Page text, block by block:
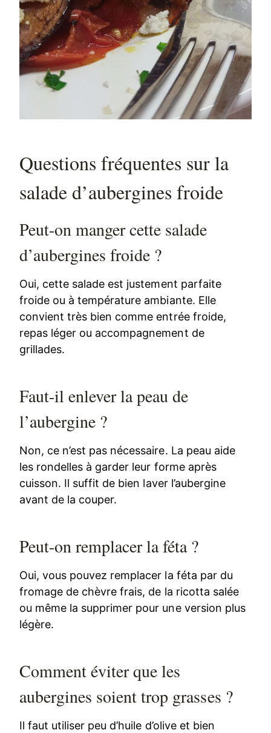
Questions fréquentes sur la
salade d’aubergines froide
Peut-on manger cette salade
d’aubergines froide ?
Oui, cette salade est justement parfaite
froide ou à température ambiante. Elle
convient très bien comme entrée froide,
repas léger ou accompagnement de
grillades.
Faut-il enlever la peau de
l’aubergine ?
Non, ce n’est pas nécessaire. La peau aide
les rondelles à garder leur forme après
cuisson. Il suffit de bien laver l’aubergine
avant de la couper.
Peut-on remplacer la féta ?
Oui, vous pouvez remplacer la féta par du
fromage de chèvre frais, de la ricotta salée
ou même la supprimer pour une version plus
légère.
Comment éviter que les
aubergines soient trop grasses ?
Il faut utiliser peu d’huile d’olive et bien